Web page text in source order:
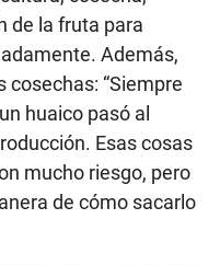
de la fruta para
Además,
cosechas: “Siempre
huaico pasó al
Esas cosas
mucho riesgo, pero
de cómo sacarlo